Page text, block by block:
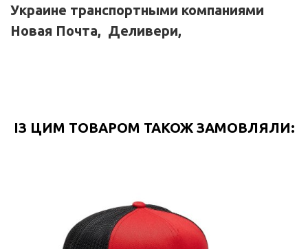
Украине транспортными компаниями
Новая Почта, Деливери,
ІЗ ЦИМ ТОВАРОМ ТАКОЖ ЗАМОВЛЯЛИ: